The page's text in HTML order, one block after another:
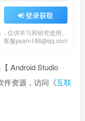
登录获取
仅供学习和研究使用。
客服yearn186@qq.com
Android Studio
件资源，访问《互联